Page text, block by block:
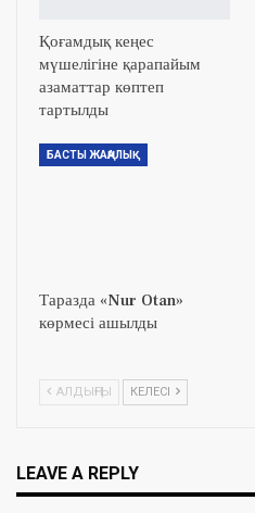
Қоғамдық кеңес
мүшелігіне қарапайым
азаматтар көптеп
тартылды
БАСТЫ ЖАҢАЛЫҚ
Таразда «Nur Otan»
көрмесі ашылды
АЛДЫҢҒЫ КЕЛЕСІ
LEAVE A REPLY